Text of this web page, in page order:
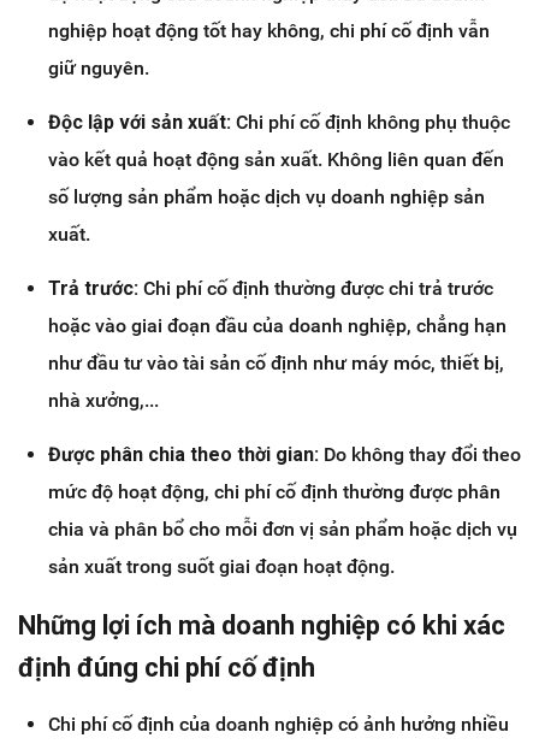
nghiệp hoạt động tốt hay không, chi phí cố định vẫn
giữ nguyên.
Độc lập với sản xuất: Chi phí cố định không phụ thuộc
vào kết quả hoạt động sản xuất. Không liên quan đến
số lượng sản phẩm hoặc dịch vụ doanh nghiệp sản
xuất.
Trả trước: Chi phí cố định thường được chi trả trước
hoặc vào giai đoạn đầu của doanh nghiệp, chẳng hạn
như đầu tư vào tài sản cố định như máy móc, thiết bị,
nhà xưởng,...
Được phân chia theo thời gian: Do không thay đổi theo
mức độ hoạt động, chi phí cố định thường được phân
chia và phân bổ cho mỗi đơn vị sản phẩm hoặc dịch vụ
sản xuất trong suốt giai đoạn hoạt động.
Những lợi ích mà doanh nghiệp có khi xác
định đúng chi phí cố định
Chi phí cố định của doanh nghiệp có ảnh hưởng nhiều